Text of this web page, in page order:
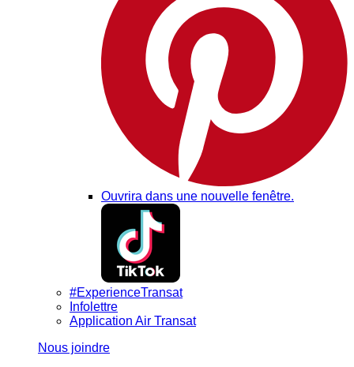
Ouvrira dans une nouvelle fenêtre.
#ExperienceTransat
Infolettre
Application Air Transat
Nous joindre